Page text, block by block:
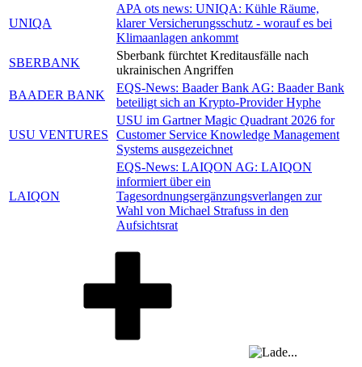
UNIQA
APA ots news: UNIQA: Kühle Räume,
klarer Versicherungsschutz - worauf es bei
Klimaanlagen ankommt
SBERBANK
Sberbank fürchtet Kreditausfälle nach
ukrainischen Angriffen
BAADER BANK
EQS-News: Baader Bank AG: Baader Bank
beteiligt sich an Krypto-Provider Hyphe
USU VENTURES
USU im Gartner Magic Quadrant 2026 for
Customer Service Knowledge Management
Systems ausgezeichnet
LAIQON
EQS-News: LAIQON AG: LAIQON
informiert über ein
Tagesordnungsergänzungsverlangen zur
Wahl von Michael Strafuss in den
Aufsichtsrat